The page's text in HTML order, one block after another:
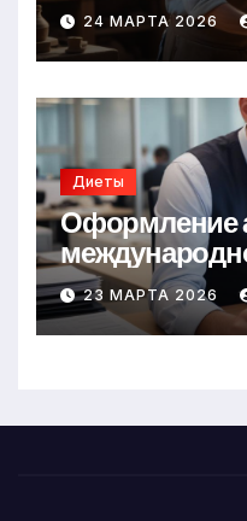
24 МАРТА 2026
Диеты
Оформление
23 МАРТА 2026